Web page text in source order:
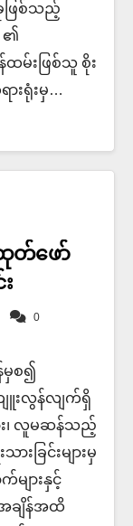
ဖြစ်သည့်
၏
မ်းဖြစ်သူ စိုး
းရုံးမှ…
တ်​ဖော်​
0
မှစ၍
းလွန်လျက်ရှိ
း၊ လူမဆန်သည့်
ခြင်းများမှ
ျားနှင့်
ချိန်အထိ